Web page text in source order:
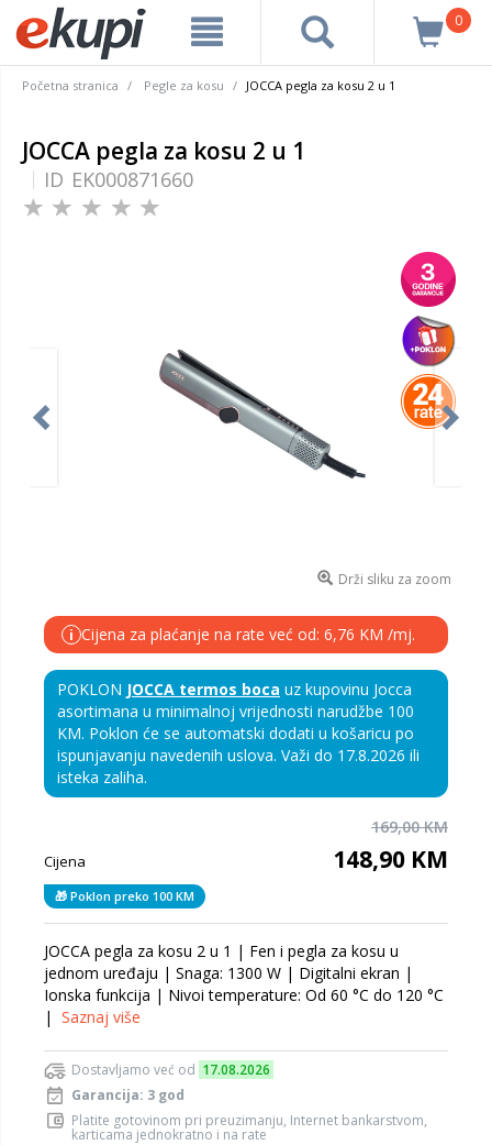
0
Početna stranica Pegle za kosu JOCCA pegla za kosu 2 u 1
JOCCA pegla za kosu 2 u 1
ID EK000871660
Drži sliku za zoom
i Cijena za plaćanje na rate već od: 6,76 KM /mj.
POKLON JOCCA termos boca uz kupovinu Jocca
asortimana u minimalnoj vrijednosti narudžbe 100
KM. Poklon će se automatski dodati u košaricu po
ispunjavanju navedenih uslova. Važi do 17.8.2026 ili
isteka zaliha.
169,00 KM
Cijena 148,90 KM
🎁 Poklon preko 100 KM
JOCCA pegla za kosu 2 u 1 | Fen i pegla za kosu u
jednom uređaju | Snaga: 1300 W | Digitalni ekran |
Ionska funkcija | Nivoi temperature: Od 60 °C do 120 °C
| Saznaj više
Dostavljamo već od 17.08.2026
Garancija: 3 god
Platite gotovinom pri preuzimanju, Internet bankarstvom,
karticama jednokratno i na rate